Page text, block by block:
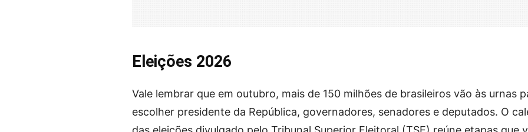
Eleições 2026
Vale lembrar que em outubro, mais de 150 milhões de brasileiros vão às urnas
escolher presidente da República, governadores, senadores e deputados. O